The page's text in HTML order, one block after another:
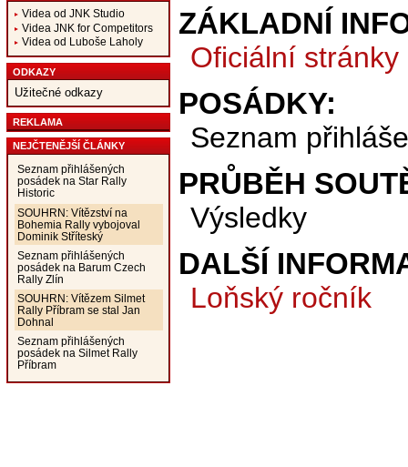
Videa od JNK Studio
Videa JNK for Competitors
Videa od Luboše Laholy
ODKAZY
Užitečné odkazy
REKLAMA
NEJČTENĚJŠÍ ČLÁNKY
Seznam přihlášených
posádek na Star Rally
Historic
SOUHRN: Vítězství na
Bohemia Rally vybojoval
Dominik Stříteský
Seznam přihlášených
posádek na Barum Czech
Rally Zlín
SOUHRN: Vítězem Silmet
Rally Příbram se stal Jan
Dohnal
Seznam přihlášených
posádek na Silmet Rally
Příbram
ZÁKLADNÍ
Oficiální stránky
POSÁDKY:
Seznam
PRŮBĚH
Výsledky
DALŠÍ
Loňský ročník